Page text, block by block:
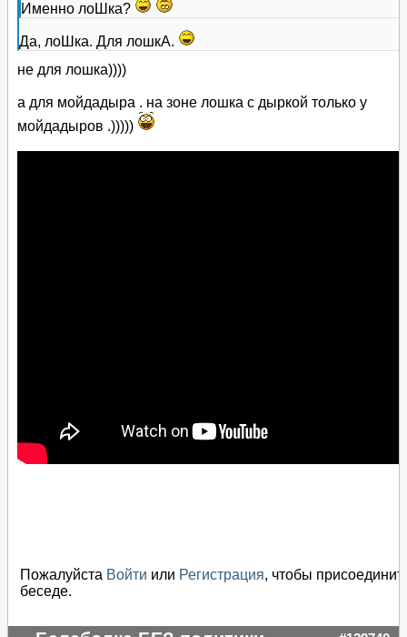
Именно лоШка?
Да, лоШка. Для лошкА.
не для лошка))))
а для мойдадыра . на зоне лошка с дыркой только у
мойдадыров .)))))
Пожалуйста Войти или Регистрация, чтобы
беседе.